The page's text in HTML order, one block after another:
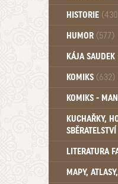
HISTORIE
Mytologie,
HUMOR (577)
KÁJA SAUDEK
KOMIKS (632)
Komiks -
KOMIKS -
KUCHAŘKY,
SBĚRATELSTVÍ
Dům a byt
LITERATURA
Katalogy
MAPY,